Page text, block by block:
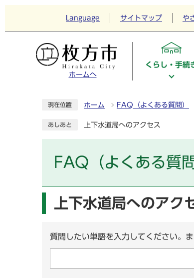
Language サイトマップ や
ホームへ
くらし・手続
現在位置 ホーム FAQ（よくある質問）
あしあと 上下水道局へのアクセス
FAQ（よくある質問
上下水道局へのアク
質問したい単語を入力してください。